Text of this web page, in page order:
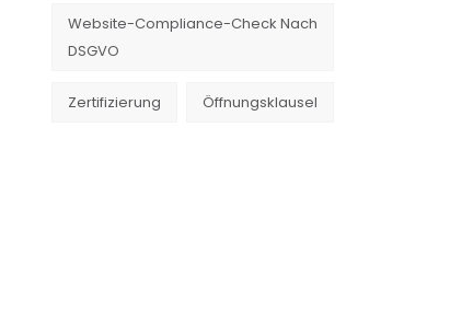
Website-Compliance-Check Nach
DSGVO
Zertifizierung Öffnungsklausel